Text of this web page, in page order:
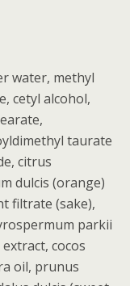
water, methyl
cetyl alcohol,
taurate
citrus
dulcis (orange)
filtrate (sake),
parkii
cocos
oil, prunus